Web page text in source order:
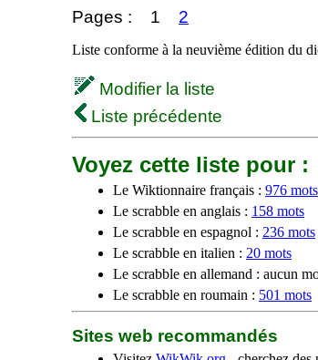
Pages : 1 2
Liste conforme à la neuvième édition du
Modifier la liste
Liste précédente
Voyez cette liste pour :
Le Wiktionnaire français : 976 mots
Le scrabble en anglais : 158 mots
Le scrabble en espagnol : 236 mots
Le scrabble en italien : 20 mots
Le scrabble en allemand : aucun
Le scrabble en roumain : 501 mots
Sites web recommandés